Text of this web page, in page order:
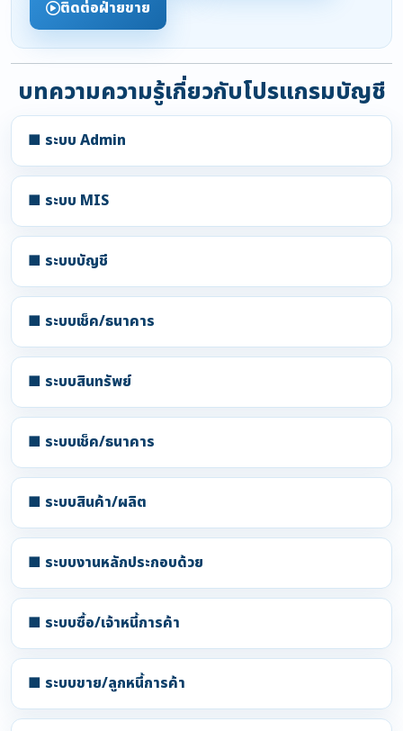
ติดต่อฝ่ายขาย
บทความความรู้เกี่ยวกับโปรแกรมบัญชี
■ ระบบ Admin
■ ระบบ MIS
■ ระบบบัญชี
■ ระบบเช็ค/ธนาคาร
■ ระบบสินทรัพย์
■ ระบบเช็ค/ธนาคาร
■ ระบบสินค้า/ผลิต
■ ระบบงานหลักประกอบด้วย
■ ระบบซื้อ/เจ้าหนี้การค้า
■ ระบบขาย/ลูกหนี้การค้า